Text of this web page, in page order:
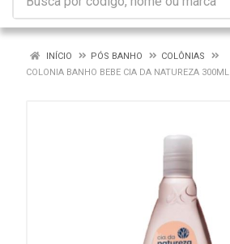
INÍCIO PÓS BANHO
COLÔNIAS
COLONIA BANHO BEBE CIA DA NATUREZA 300ML